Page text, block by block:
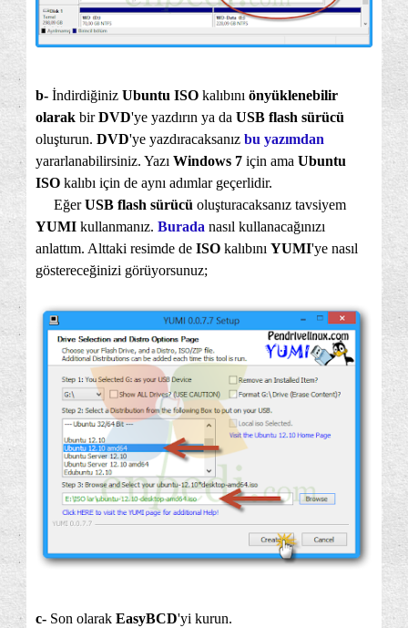
b- İndirdiğiniz Ubuntu ISO kalıbını önyüklenebilir
olarak birDVD'ye yazdırın ya da USB flash sürücü
oluşturun. DVD'ye yazdıracaksanız bu yazımdan
yararlanabilirsiniz. Yazı Windows 7 için ama Ubuntu
ISO kalıbı için de aynı adımlar geçerlidir.
EğerUSB flash sürücü oluşturacaksanız tavsiyem
YUMI kullanmanız. Burada nasıl kullanacağınızı
anlattım. Alttaki resimde de ISO kalıbını YUMI'ye nasıl
göstereceğinizi görüyorsunuz;
c- Son olarak EasyBCD'yi kurun.